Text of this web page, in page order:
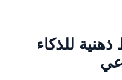
للذكاء